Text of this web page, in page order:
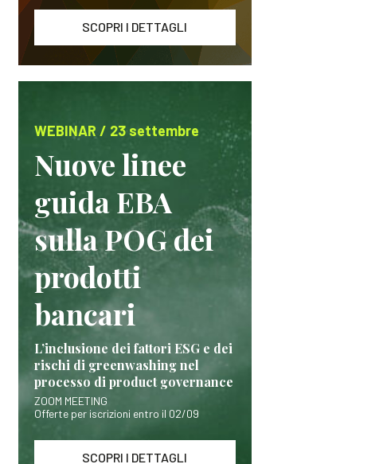
SCOPRI I DETTAGLI
WEBINAR / 23 settembre
Nuove linee
guida EBA
sulla POG dei
prodotti
bancari
L’inclusione dei fattori ESG e dei
rischi di greenwashing nel
processo di product governance
ZOOM MEETING
Offerte per iscrizioni entro il 02/09
SCOPRI I DETTAGLI